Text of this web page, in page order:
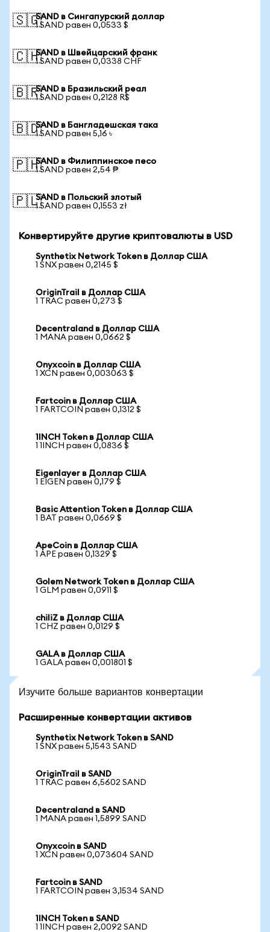
🇸🇬SAND в Сингапурский доллар
1 SAND равен 0,0533 $
🇨🇭SAND в Швейцарский франк
1 SAND равен 0,0338 CHF
🇧🇷SAND в Бразильский реал
1 SAND равен 0,2128 R$
🇧🇩SAND в Бангладешская така
1 SAND равен 5,16 ৳
🇵🇭SAND в Филиппинское песо
1 SAND равен 2,54 ₱
🇵🇱SAND в Польский злотый
1 SAND равен 0,1553 zł
Конвертируйте другие криптовалюты в USD
Synthetix Network Token в Доллар США
1 SNX равен 0,2145 $
OriginTrail в Доллар США
1 TRAC равен 0,273 $
Decentraland в Доллар США
1 MANA равен 0,0662 $
Onyxcoin в Доллар США
1 XCN равен 0,003063 $
Fartcoin в Доллар США
1 FARTCOIN равен 0,1312 $
1INCH Token в Доллар США
1 1INCH равен 0,0836 $
Eigenlayer в Доллар США
1 EIGEN равен 0,179 $
Basic Attention Token в Доллар США
1 BAT равен 0,0669 $
ApeCoin в Доллар США
1 APE равен 0,1329 $
Golem Network Token в Доллар США
1 GLM равен 0,0911 $
chiliZ в Доллар США
1 CHZ равен 0,0129 $
GALA в Доллар США
1 GALA равен 0,001801 $
Изучите больше вариантов конвертации
Расширенные конвертации активов
Synthetix Network Token в SAND
1 SNX равен 5,1543 SAND
OriginTrail в SAND
1 TRAC равен 6,5602 SAND
Decentraland в SAND
1 MANA равен 1,5899 SAND
Onyxcoin в SAND
1 XCN равен 0,073604 SAND
Fartcoin в SAND
1 FARTCOIN равен 3,1534 SAND
1INCH Token в SAND
1 1INCH равен 2,0092 SAND